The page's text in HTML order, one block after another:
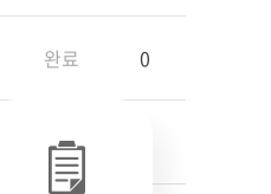
완료 0
완료